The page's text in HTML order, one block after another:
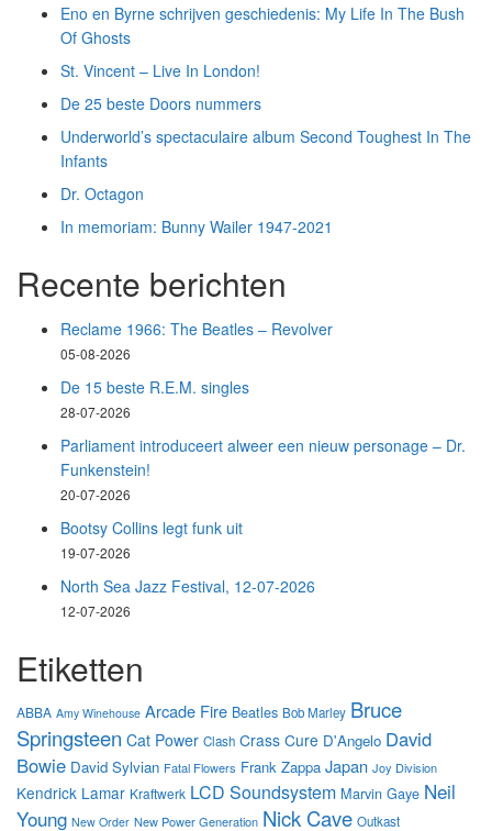
Eno en Byrne schrijven geschiedenis: My Life In The Bush
Of Ghosts
St. Vincent – Live In London!
De 25 beste Doors nummers
Underworld’s spectaculaire album Second Toughest In The
Infants
Dr. Octagon
In memoriam: Bunny Wailer 1947-2021
Recente berichten
Reclame 1966: The Beatles – Revolver
05-08-2026
De 15 beste R.E.M. singles
28-07-2026
Parliament introduceert alweer een nieuw personage – Dr.
Funkenstein!
20-07-2026
Bootsy Collins legt funk uit
19-07-2026
North Sea Jazz Festival, 12-07-2026
12-07-2026
Etiketten
ABBA Amy Winehouse Arcade Fire Beatles Bob Marley Bruce
Springsteen Cat Power Clash Crass Cure D'Angelo David
Bowie David Sylvian Fatal Flowers Frank Zappa Japan Joy Division
Kendrick Lamar Kraftwerk LCD Soundsystem Marvin Gaye Neil
Young New Order New Power Generation Nick Cave Outkast